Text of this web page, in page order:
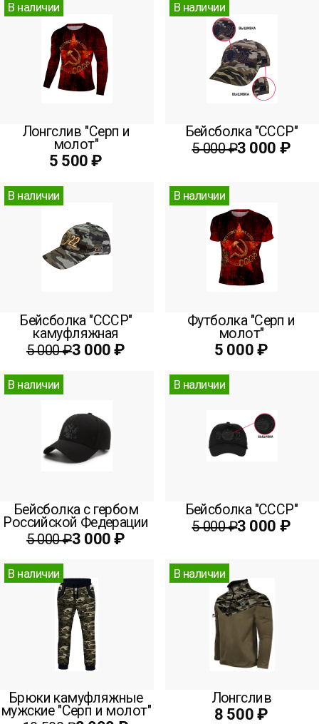
В наличии
Лонгслив "Серп и
молот"
5 500 ₽
В наличии
Бейсболка "СССР"
5 000 ₽3 000 ₽
В наличии
Бейсболка "СССР"
камуфляжная
5 000 ₽3 000 ₽
В наличии
Футболка "Серп и
молот"
5 000 ₽
В наличии
Бейсболка с гербом
Российской Федерации
5 000 ₽3 000 ₽
В наличии
Бейсболка "СССР"
5 000 ₽3 000 ₽
В наличии
Брюки камуфляжные
мужские "Серп и молот"
В наличии
Лонгслив
8 500 ₽